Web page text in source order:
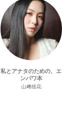
私とアナタのための、エ
ンパワ本
山﨑穂花